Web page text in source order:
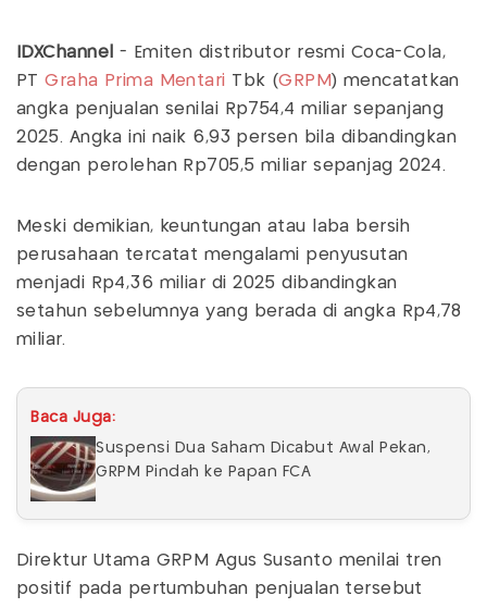
IDXChannel - Emiten distributor resmi Coca-Cola,
PTGraha Prima Mentari Tbk (GRPM ) mencatatkan
angka penjualan senilai Rp754,4 miliar sepanjang
2025. Angka ini naik 6,93 persen bila dibandingkan
dengan perolehan Rp705,5 miliar sepanjag 2024.
Meski demikian, keuntungan atau laba bersih
perusahaan tercatat mengalami penyusutan
menjadi Rp4,36 miliar di 2025 dibandingkan
setahun sebelumnya yang berada di angka Rp4,78
miliar.
Baca Juga:
Suspensi Dua Saham Dicabut Awal Pekan,
GRPM Pindah ke Papan FCA
Direktur Utama GRPM Agus Susanto menilai tren
positif pada pertumbuhan penjualan tersebut